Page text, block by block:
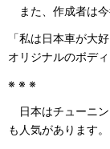
また、作成者は今
「私は日本車が大
オリジナルのボデ
※ ※ ※
日本はチューニン
も人気があります。